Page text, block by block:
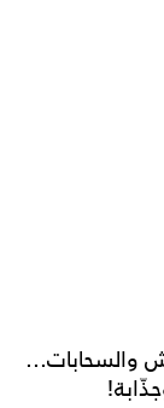
والسحابات...